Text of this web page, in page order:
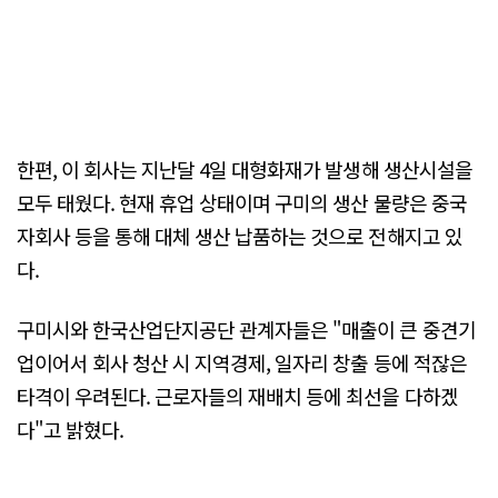
한편, 이 회사는 지난달 4일 대형화재가 발생해 생산시설을
모두 태웠다. 현재 휴업 상태이며 구미의 생산 물량은 중국
자회사 등을 통해 대체 생산 납품하는 것으로 전해지고 있
다.
구미시와 한국산업단지공단 관계자들은 "매출이 큰 중견기
업이어서 회사 청산 시 지역경제, 일자리 창출 등에 적잖은
타격이 우려된다. 근로자들의 재배치 등에 최선을 다하겠
다"고 밝혔다.